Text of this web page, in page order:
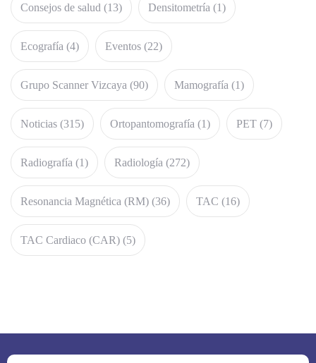
Consejos de salud (13) Densitometría (1)
Ecografía (4) Eventos (22)
Grupo Scanner Vizcaya (90) Mamografía (1)
Noticias (315) Ortopantomografía (1) PET (7)
Radiografía (1) Radiología (272)
Resonancia Magnética (RM) (36) TAC (16)
TAC Cardiaco (CAR) (5)